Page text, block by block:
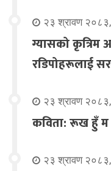
२३ श्रावण २०८३,
ग्यासको कृत्रिम
रडिपोहरूलाई
२३ श्रावण २०८३,
कविता: रूख हुँ
२३ श्रावण २०८३,